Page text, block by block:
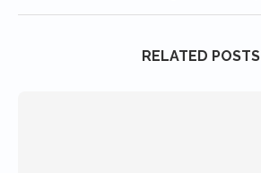
RELATED POSTS